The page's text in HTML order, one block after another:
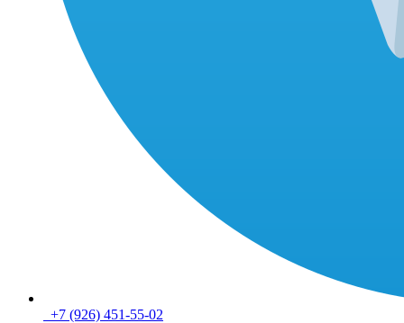
+7 (926) 451-55-02